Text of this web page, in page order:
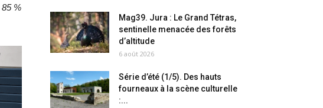
85 %
Mag39. Jura : Le Grand Tétras,
sentinelle menacée des forêts
d’altitude
6 août 2026
Série d’été (1/5). Des hauts
fourneaux à la scène culturelle
:...